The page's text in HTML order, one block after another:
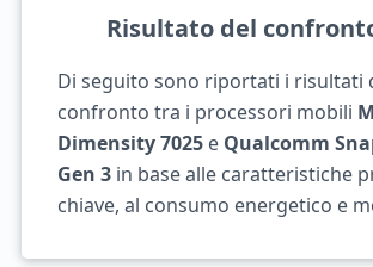
Risultato del
Di seguito sono riportati i risultati
confronto tra i processori mobili
Dimensity 7025e Qualcomm
Gen 3in base alle caratteristiche
chiave, al consumo energetico e